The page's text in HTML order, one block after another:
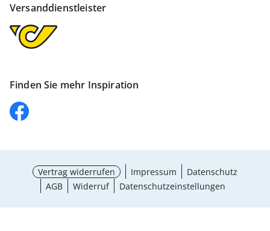
Versanddienstleister
Finden Sie mehr Inspiration
Vertrag widerrufen Impressum
Datenschutz
AGB
Widerruf Datenschutzeinstellungen